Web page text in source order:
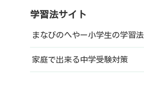
学習法サイト
まなびのへやー小学生の学習法
家庭で出来る中学受験対策